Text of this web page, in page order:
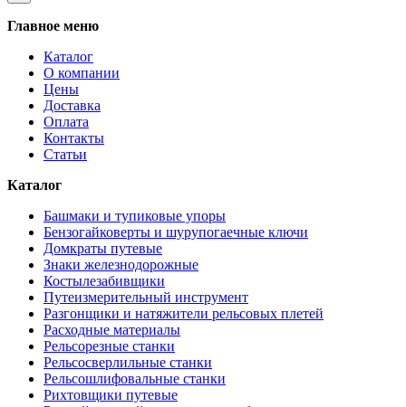
Главное меню
Каталог
О компании
Цены
Доставка
Оплата
Контакты
Статьи
Каталог
Башмаки и тупиковые упоры
Бензогайковерты и шурупогаечные ключи
Домкраты путевые
Знаки железнодорожные
Костылезабивщики
Путеизмерительный инструмент
Разгонщики и натяжители рельсовых плетей
Расходные материалы
Рельсорезные станки
Рельсосверлильные станки
Рельсошлифовальные станки
Рихтовщики путевые